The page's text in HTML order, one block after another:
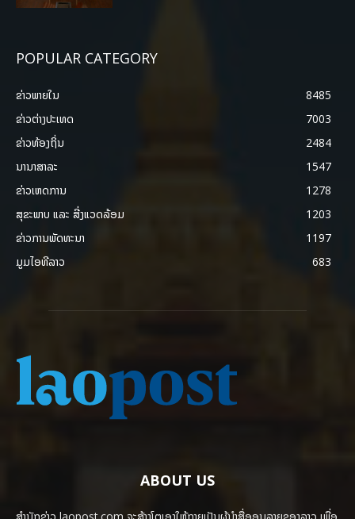
POPULAR CATEGORY
ຂ່າວພາຍ​ໃນ
8485
ຂ່າວຕ່າງປະເທດ
7003
ຂ່າວທ້ອງຖິ່ນ
2484
ນານາສາລະ
1547
ຂ່າວເຫດການ
1278
ສຸຂະພາບ ແລະ ສີ່ງແວດລ້ອມ
1203
ຂ່າວການພັດທະນາ
1197
ມູມໄອທີລາວ
683
ABOUT US
ສຳນັກຂ່າວ laopost.com ຈະສ້າງໂຕເອງໃຫ້ກາຍເປັນຜູ້ນຳສື່ອອນລາຍຂອງລາວ ເພື່ອ